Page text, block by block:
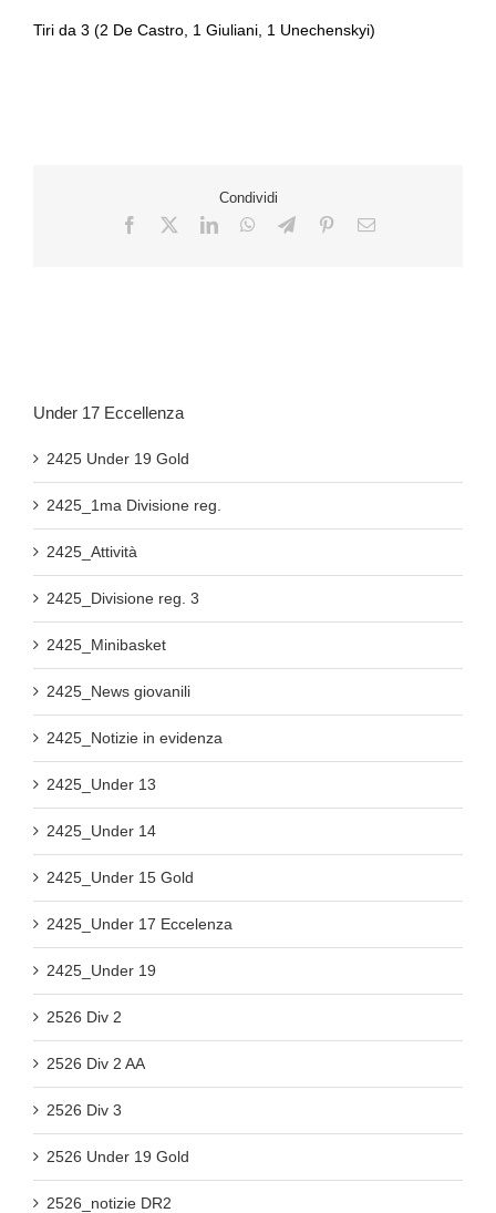
Tiri da 3 (2 De Castro, 1 Giuliani, 1 Unechenskyi)
Condividi
Under 17 Eccellenza
2425 Under 19 Gold
2425_1ma Divisione reg.
2425_Attività
2425_Divisione reg. 3
2425_Minibasket
2425_News giovanili
2425_Notizie in evidenza
2425_Under 13
2425_Under 14
2425_Under 15 Gold
2425_Under 17 Eccelenza
2425_Under 19
2526 Div 2
2526 Div 2 AA
2526 Div 3
2526 Under 19 Gold
2526_notizie DR2